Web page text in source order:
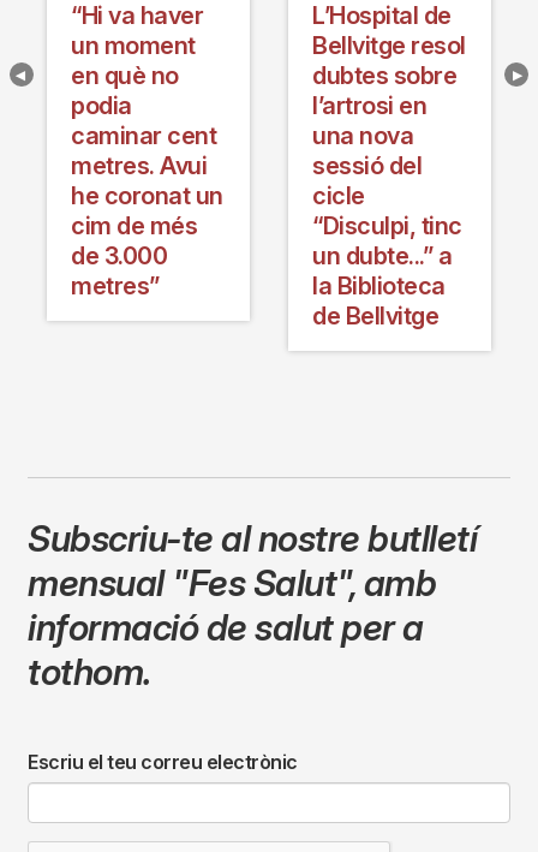
“Hi va haver
un moment
en què no
podia
caminar cent
metres. Avui
he coronat un
cim de més
de 3.000
metres”
L’Hospital de
Bellvitge resol
dubtes sobre
l’artrosi en
una nova
sessió del
cicle
“Disculpi, tinc
un dubte...” a
la Biblioteca
de Bellvitge
Subscriu-te al nostre butlletí
mensual "Fes Salut",amb
informació de salut per a
tothom.
Escriu el teu correu electrònic